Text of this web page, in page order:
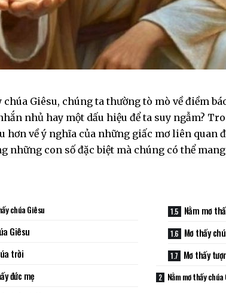
Giêsu, chúng ta thường tò mò về điềm
nhủ hay một dấu hiệu để ta suy ngẫm?
hơn về ý nghĩa của những giấc mơ liên quan
những con số đặc biệt mà chúng có thể
chúa Giêsu
Giêsu
trời
đức mẹ
Nằm mơ
Mơ thấy
Mơ thấy
Nằm mơ thấy